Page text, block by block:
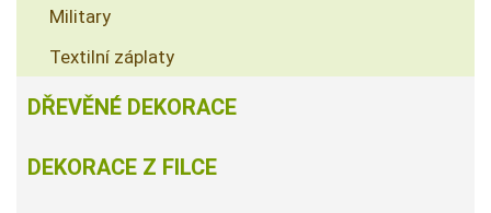
Military
Textilní záplaty
DŘEVĚNÉ DEKORACE
DEKORACE Z FILCE